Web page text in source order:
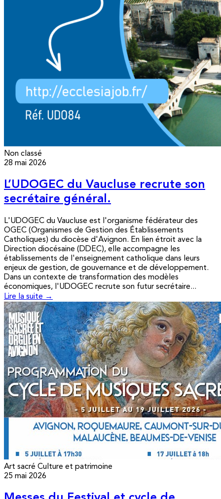
Non classé
28 mai 2026
L’UDOGEC du Vaucluse recrute son
secrétaire général.
L'UDOGEC du Vaucluse est l'organisme fédérateur des
OGEC (Organismes de Gestion des Établissements
Catholiques) du diocèse d'Avignon. En lien étroit avec la
Direction diocésaine (DDEC), elle accompagne les
établissements de l'enseignement catholique dans leurs
enjeux de gestion, de gouvernance et de développement.
Dans un contexte de transformation des modèles
économiques, l'UDOGEC recrute son futur secrétaire...
Lire la suite →
Art sacré Culture et patrimoine
25 mai 2026